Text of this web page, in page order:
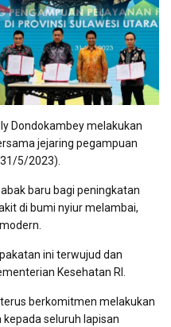
Dondokambey melakukan
jejaring pegampuan
5/2023).
baru bagi peningkatan
di bumi nyiur melambai,
ini terwujud dan
Kesehatan RI.
berkomitmen melakukan
seluruh lapisan